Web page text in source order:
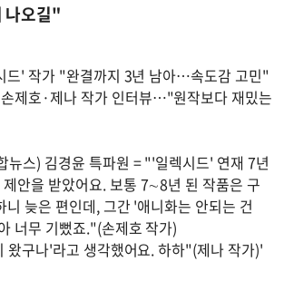
나오길"
드' 작가 "완결까지 3년 남아…속도감 고민"
제호·제나 작가 인터뷰…"원작보다 재밌는
뉴스) 김경윤 특파원 = "'일렉시드' 연재 7년
안을 받았어요. 보통 7∼8년 된 작품은 구
니 늦은 편인데, 그간 '애니화는 안되는 건
너무 기뻤죠."(손제호 작가)
왔구나'라고 생각했어요. 하하"(제나 작가)'